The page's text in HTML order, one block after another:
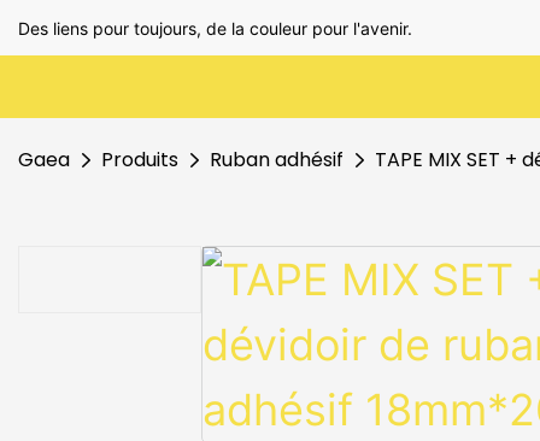
Des liens pour toujours, de la couleur pour l'avenir.
Gaea Produits Ruban adhésif TAPE MIX SET